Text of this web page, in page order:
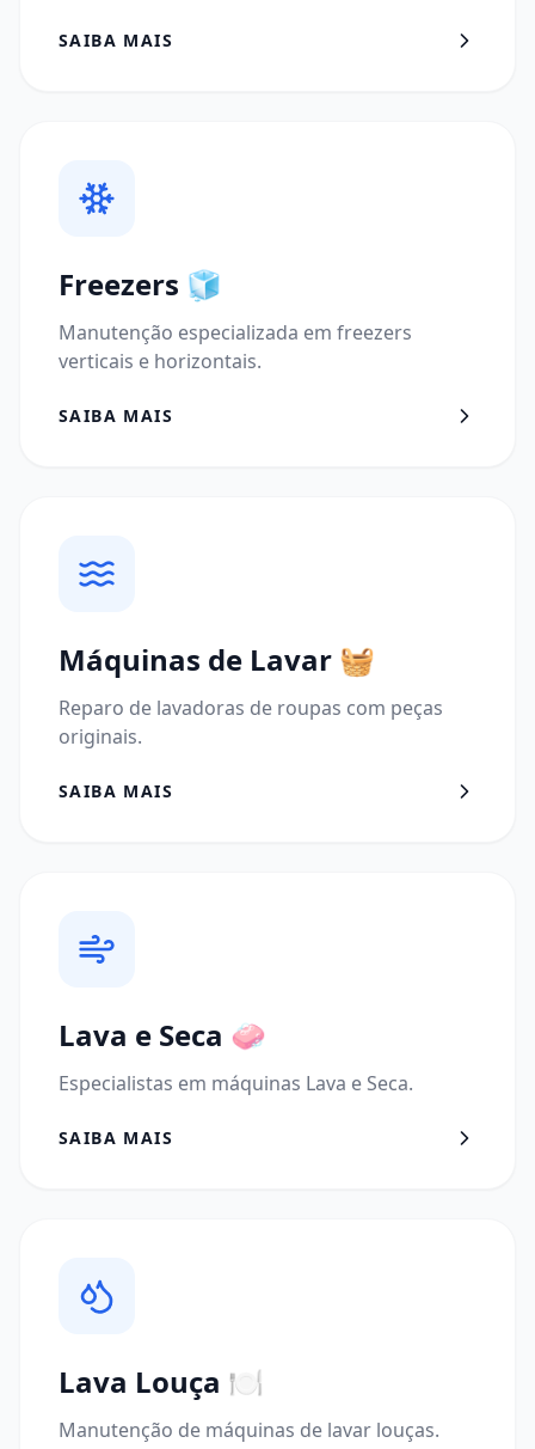
SAIBA MAIS
Freezers 🧊
Manutenção especializada em freezers
verticais e horizontais.
SAIBA MAIS
Máquinas de Lavar 🧺
Reparo de lavadoras de roupas com peças
originais.
SAIBA MAIS
Lava e Seca 🧼
Especialistas em máquinas Lava e Seca.
SAIBA MAIS
Lava Louça 🍽️
Manutenção de máquinas de lavar louças.